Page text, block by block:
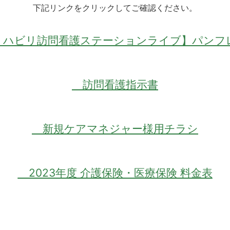
下記リンクをクリックしてご確認ください。
ビリ訪問看護ステーションライブ】パンフ
訪問看護指示書
新規ケアマネジャー様用チラシ
2023年度 介護保険・医療保険 料金表